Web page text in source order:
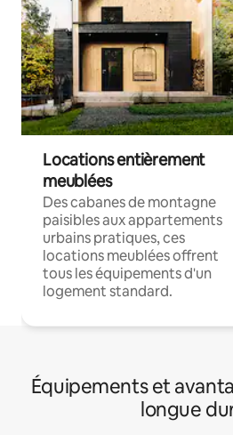
Locations entièrement
meublées
Des cabanes de montagne
paisibles aux appartements
urbains pratiques, ces
locations meublées offrent
tous les équipements d'un
logement standard.
Équipements et
longue